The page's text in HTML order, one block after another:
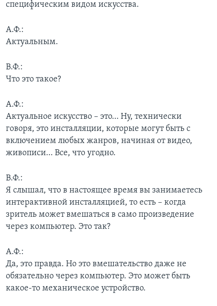
специфическим видом искусства.
А.Ф.:
Актуальным.
В.Ф.:
Что это такое?
А.Ф.:
Актуальное искусство – это… Ну, технически
говоря, это инсталляции, которые могут быть с
включением любых жанров, начиная от видео,
живописи… Все, что угодно.
В.Ф.:
Я слышал, что в настоящее время вы занимаетесь
интерактивной инсталляцией, то есть – когда
зритель может вмешаться в само произведение
через компьютер. Это так?
А.Ф.:
Да, это правда. Но это вмешательство даже не
обязательно через компьютер. Это может быть
какое-то механическое устройство.